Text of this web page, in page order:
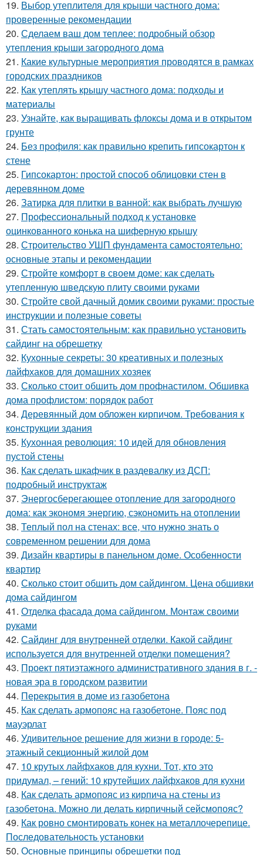
19. Выбор утеплителя для крыши частного дома:
проверенные рекомендации
20. Сделаем ваш дом теплее: подробный обзор
утепления крыши загородного дома
21. Какие культурные мероприятия проводятся в рамках
городских праздников
22. Как утеплять крышу частного дома: подходы и
материалы
23. Узнайте, как выращивать флоксы дома и в открытом
грунте
24. Без профиля: как правильно крепить гипсокартон к
стене
25. Гипсокартон: простой способ облицовки стен в
деревянном доме
26. Затирка для плитки в ванной: как выбрать лучшую
27. Профессиональный подход к установке
оцинкованного конька на шиферную крышу
28. Строительство УШП фундамента самостоятельно:
основные этапы и рекомендации
29. Стройте комфорт в своем доме: как сделать
утепленную шведскую плиту своими руками
30. Стройте свой дачный домик своими руками: простые
инструкции и полезные советы
31. Стать самостоятельным: как правильно установить
сайдинг на обрешетку
32. Кухонные секреты: 30 креативных и полезных
лайфхаков для домашних хозяек
33. Сколько стоит обшить дом профнастилом. Обшивка
дома профлистом: порядок работ
34. Деревянный дом обложен кирпичом. Требования к
конструкции здания
35. Кухонная революция: 10 идей для обновления
пустой стены
36. Как сделать шкафчик в раздевалку из ДСП:
подробный инструктаж
37. Энергосберегающее отопление для загородного
дома: как экономя энергию, сэкономить на отоплении
38. Теплый пол на стенах: все, что нужно знать о
современном решении для дома
39. Дизайн квартиры в панельном доме. Особенности
квартир
40. Сколько стоит обшить дом сайдингом. Цена обшивки
дома сайдингом
41. Отделка фасада дома сайдингом. Монтаж своими
руками
42. Сайдинг для внутренней отделки. Какой сайдинг
используется для внутренней отделки помещения?
43. Проект пятиэтажного административного здания в г. -
новая эра в городском развитии
44. Перекрытия в доме из газобетона
45. Как сделать армопояс на газобетоне. Пояс под
мауэрлат
46. Удивительное решение для жизни в городе: 5-
этажный секционный жилой дом
47. 10 крутых лайфхаков для кухни. Тот, кто это
придумал, – гений: 10 крутейших лайфхаков для кухни
48. Как сделать армопояс из кирпича на стены из
газобетона. Можно ли делать кирпичный сейсмопояс?
49. Как ровно смонтировать конек на металлочерепице.
Последовательность установки
50. Основные принципы обрешетки под